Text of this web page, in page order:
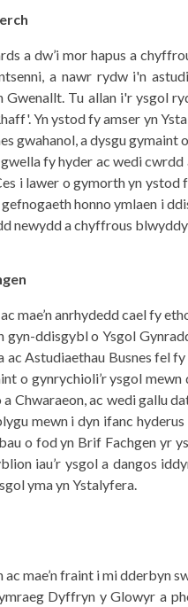
a dw’i mor hapus a
a nawr rydw i'n
Gwenallt. Tu allan i'r ysgol
Yn ystod fy amser yn
gwahanol, a dysgu
fy hyder ac wedi
i lawer o gymorth yn ystod
honno ymlaen i
newydd a chyffrous
mae’n anrhydedd cael fy
gyn-ddisgybl o Ysgol
Astudiaethau Busnes fel
o gynrychioli’r ysgol
Chwaraeon, ac wedi gallu
mewn i dyn ifanc hyderus
o fod yn Brif Fachgen yr
iau’r ysgol a dangos
yma yn Ystalyfera.
ac mae’n fraint i mi dderbyn
Dyffryn y Glowyr a